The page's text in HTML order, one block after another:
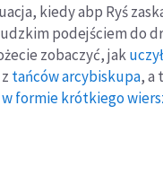
kiedy abp Ryś
podejściem do
zobaczyć, jak
tańców arcybiskupa, a
w formie krótkiego